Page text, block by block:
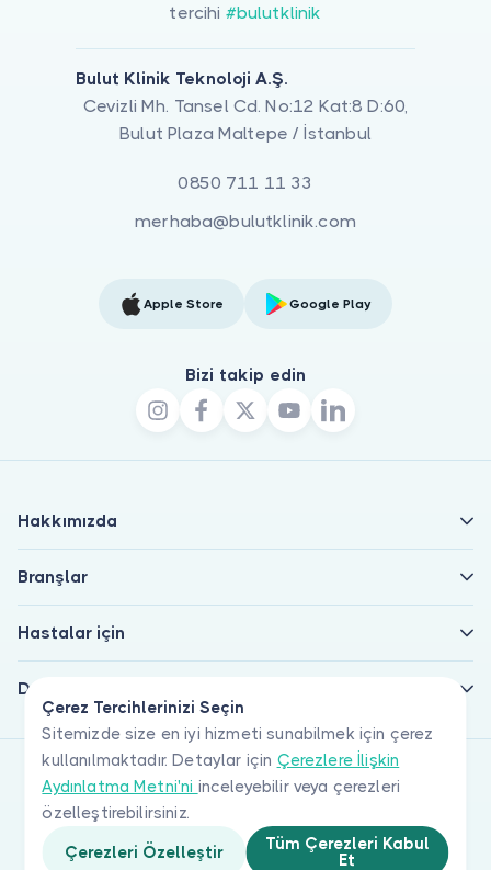
Çerez Tercihlerinizi Seçin
Sitemizde size en iyi hizmeti sunabilmek için çerez
kullanılmaktadır. Detaylar için Çerezlere İlişkin
Aydınlatma Metni'ni inceleyebilir veya çerezleri
özelleştirebilirsiniz.
Çerezleri Özelleştir
Tüm Çerezleri Kabul
Et
tercihi #bulutklinik
Bulut Klinik Teknoloji A.Ş.
Cevizli Mh. Tansel Cd. No:12 Kat:8 D:60,
Bulut Plaza Maltepe / İstanbul
0850 711 11 33
merhaba@bulutklinik.com
Apple Store Google Play
Bizi takip edin
Hakkımızda
Branşlar
Hastalar için
Doktorlar için